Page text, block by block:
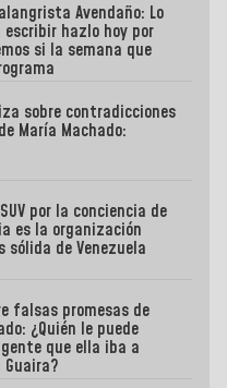
Avendaño: Lo
escribir hazlo hoy por
si la semana que
sobre contradicciones
María Machado:
por la conciencia de
es la organización
de Venezuela
falsas promesas de
¿Quién le puede
que ella iba a